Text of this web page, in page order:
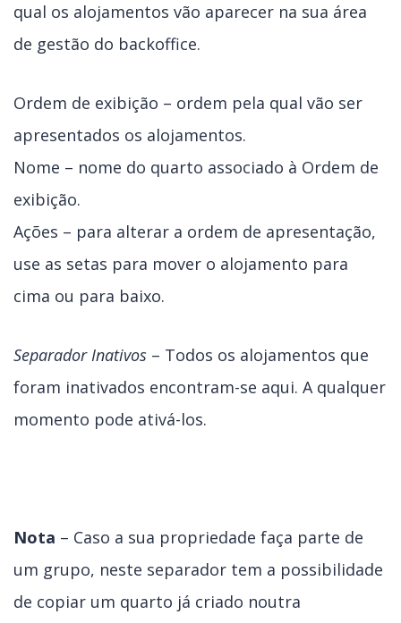
qual os alojamentos vão aparecer na sua área
de gestão do backoffice.
Ordem de exibição – ordem pela qual vão ser
apresentados os alojamentos.
Nome – nome do quarto associado à Ordem de
exibição.
Ações – para alterar a ordem de apresentação,
use as setas para mover o alojamento para
cima ou para baixo.
Separador Inativos – Todos os alojamentos que
foram inativados encontram-se aqui. A qualquer
momento pode ativá-los.
Nota – Caso a sua propriedade faça parte de
um grupo, neste separador tem a possibilidade
de copiar um quarto já criado noutra